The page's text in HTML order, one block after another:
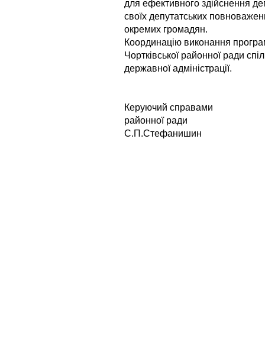
для ефективного здійснення
своїх депутатських
окремих громадян.
Координацію виконання
Чортківської районної ради
державної адміністрації.
Керуючий справами
С.П.Стефанишин